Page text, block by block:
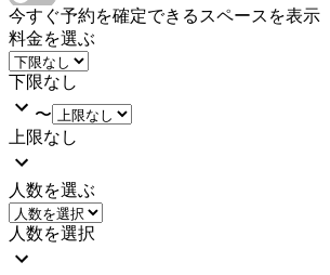
今すぐ予約を確定できるスペースを表示
料金を選ぶ
下限なし
〜
上限なし
人数を選ぶ
人数を選択